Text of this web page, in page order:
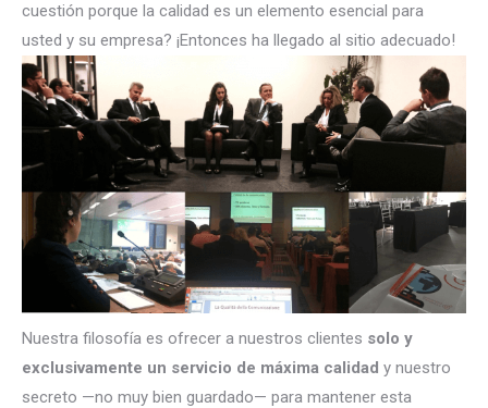
cuestión porque la calidad es un elemento esencial para
usted y su empresa? ¡Entonces ha llegado al sitio adecuado!
Nuestra filosofía es ofrecer a nuestros clientes solo y
exclusivamente un servicio de máxima calidad y nuestro
secreto —no muy bien guardado— para mantener esta